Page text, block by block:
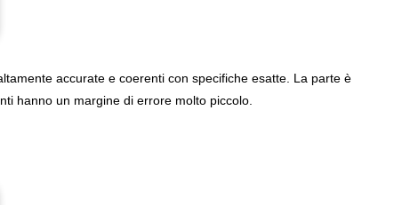
accurate e coerenti con specifiche esatte. La parte è
hanno un margine di errore molto piccolo.